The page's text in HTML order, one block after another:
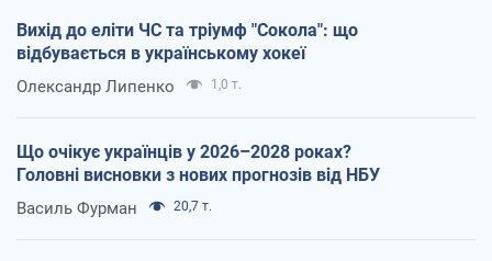
Вихід до еліти ЧС та тріумф "Сокола": що
відбувається в українському хокеї
Олександр Липенко 1,0 т.
Що очікує українців у 2026–2028 роках?
Головні висновки з нових прогнозів від НБУ
Василь Фурман 20,7 т.